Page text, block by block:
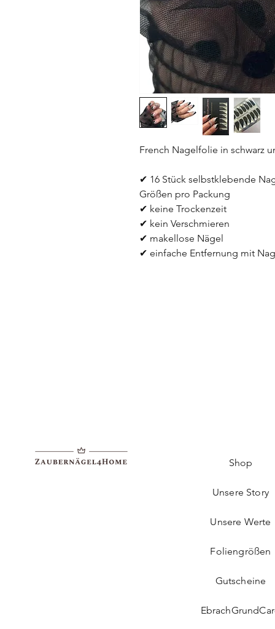
French Nagelfolie in schwarz
✔ 16 Stück selbstklebende
Größen pro Packung
✔ keine Trockenzeit
✔ kein Verschmieren
✔ makellose Nägel
✔ einfache Entfernung mit
Shop
Unsere Story
Unsere Werte
Foliengrößen
Gutscheine